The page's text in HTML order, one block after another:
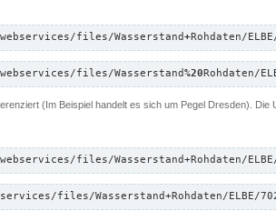
files/Wasserstand+Rohdaten/
files/Wasserstand%20Rohdaten/
(Im Beispiel handelt es sich um Pegel Dresden). Die
files/Wasserstand+Rohdaten/ELBE/
files/Wasserstand+Rohdaten/ELBE/